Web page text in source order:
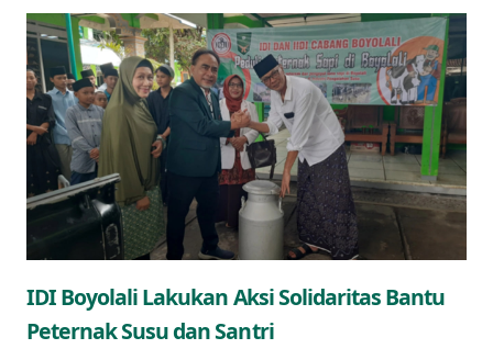
IDI Boyolali Lakukan Aksi Solidaritas Bantu
Peternak Susu dan Santri